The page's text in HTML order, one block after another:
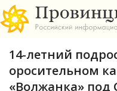
14-летний
оросительном
«Волжанка» под